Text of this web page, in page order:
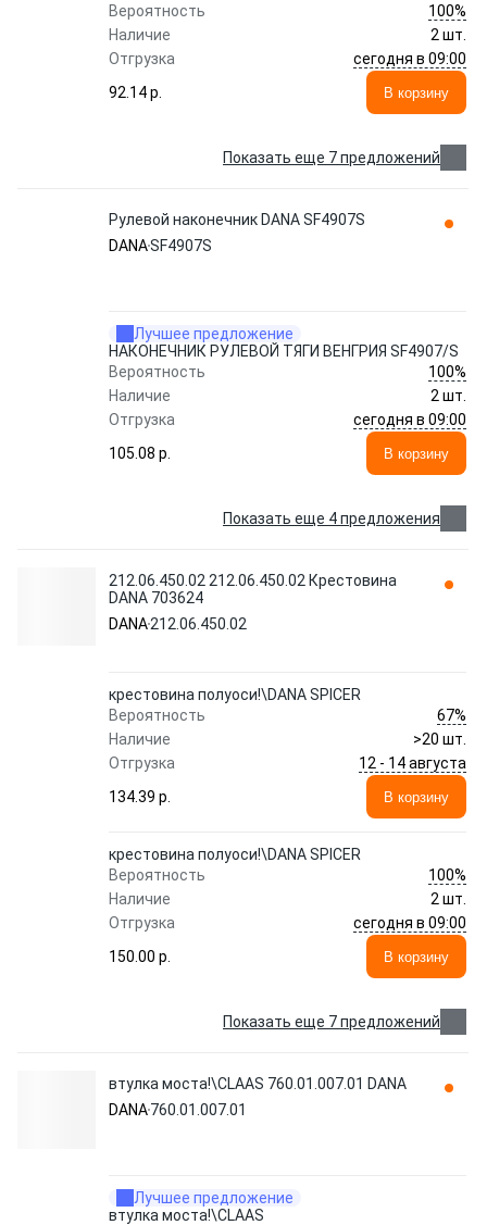
Вероятность
100%
Наличие
2 шт.
Отгрузка
сегодня в 09:00
92.14 p.
В корзину
Показать еще 7 предложений
Рулевой наконечник DANA SF4907S
DANASF4907S
Лучшее предложение
НАКОНЕЧНИК РУЛЕВОЙ ТЯГИ ВЕНГРИЯ SF4907/S
Вероятность
100%
Наличие
2 шт.
Отгрузка
сегодня в 09:00
105.08 p.
В корзину
Показать еще 4 предложения
212.06.450.02 212.06.450.02 Крестовина
DANA 703624
DANA212.06.450.02
крестовина полуоси!\DANA SPICER
Вероятность
67%
Наличие
>20 шт.
Отгрузка
12 - 14 августа
134.39 p.
В корзину
крестовина полуоси!\DANA SPICER
Вероятность
100%
Наличие
2 шт.
Отгрузка
сегодня в 09:00
150.00 p.
В корзину
Показать еще 7 предложений
втулка моста!\CLAAS 760.01.007.01 DANA
DANA760.01.007.01
Лучшее предложение
втулка моста!\CLAAS